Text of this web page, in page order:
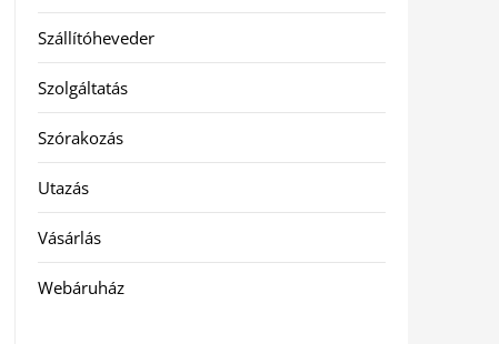
Szállítóheveder
Szolgáltatás
Szórakozás
Utazás
Vásárlás
Webáruház